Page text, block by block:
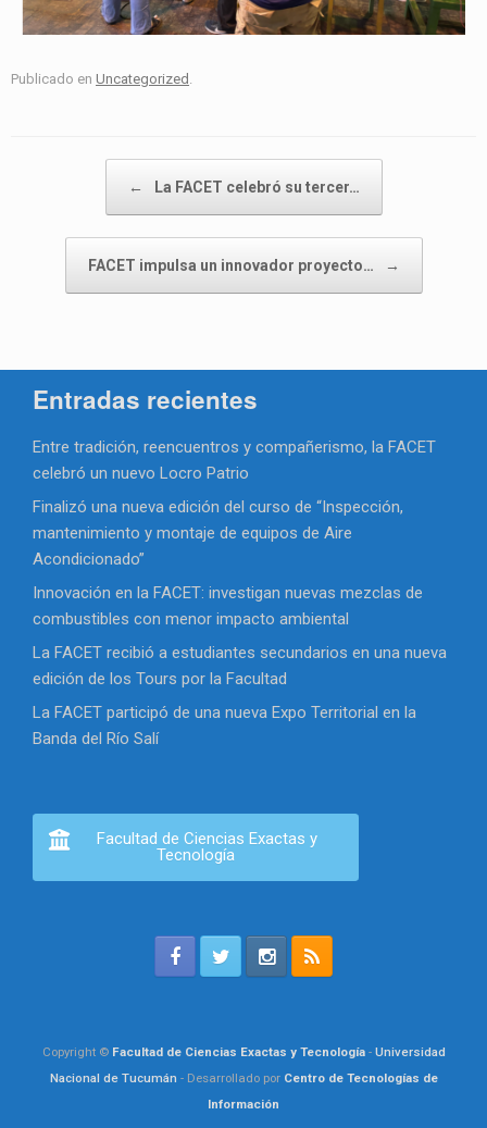
Publicado en Uncategorized .
← La FACET celebró su tercer…
FACET impulsa un innovador proyecto… →
Entradas recientes
Entre tradición, reencuentros y compañerismo, la FACET
celebró un nuevo Locro Patrio
Finalizó una nueva edición del curso de “Inspección,
mantenimiento y montaje de equipos de Aire
Acondicionado”
Innovación en la FACET: investigan nuevas mezclas de
combustibles con menor impacto ambiental
La FACET recibió a estudiantes secundarios en una nueva
edición de los Tours por la Facultad
La FACET participó de una nueva Expo Territorial en la
Banda del Río Salí
Facultad de Ciencias Exactas y
Tecnología
Copyright © Facultad de Ciencias Exactas y Tecnología- Universidad
Nacional de Tucumán - Desarrollado por Centro de Tecnologías de
Información